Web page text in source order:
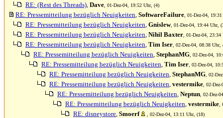
RE: (Rest des Threads), Dave , 01-Dez-04, 19:52 Uhr, (4)
RE: Pressemitteilung bezüglich Neuigkeiten, SoftwareFailure , 01-Dez-04,
RE: Pressemitteilung bezüglich Neuigkeiten, Gnislew, 01-Dez-04, 19:44 Uhr,
RE: Pressemitteilung bezüglich Neuigkeiten, Nihil Baxter , 01-Dez-04,
RE: Pressemitteilung bezüglich Neuigkeiten, Tim Iser , 02-Dez-04, 08:38 Uhr,
RE: Pressemitteilung bezüglich Neuigkeiten, StephanMG , 02-Dez-04,
RE: Pressemitteilung bezüglich Neuigkeiten, Tim Iser , 02-Dez-04,
RE: Pressemitteilung bezüglich Neuigkeiten, StephanMG , 02-
RE: Pressemitteilung bezüglich Neuigkeiten, vestermike , 02-
RE: Pressemitteilung bezüglich Neuigkeiten, Neptun , 02-Dez-
RE: Pressemitteilung bezüglich Neuigkeiten, vestermike
RE: disneystore, Smoerf , 02-Dez-04, 13:11 Uhr, (18)